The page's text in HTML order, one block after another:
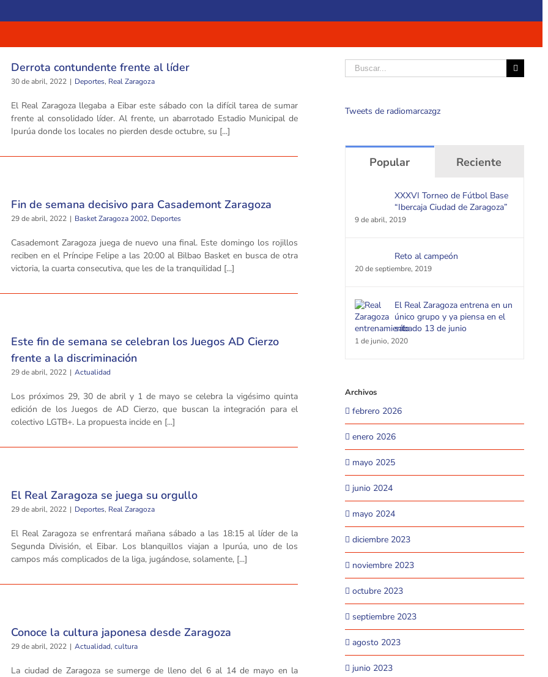
Derrota contundente frente al líder
30 de abril, 2022 | Deportes, Real Zaragoza
El Real Zaragoza llegaba a Eibar este sábado con la difícil tarea de sumar
frente al consolidado líder. Al frente, un abarrotado Estadio Municipal de
Ipurúa donde los locales no pierden desde octubre, su [...]
Fin de semana decisivo para Casademont Zaragoza
29 de abril, 2022 | Basket Zaragoza 2002, Deportes
Casademont Zaragoza juega de nuevo una final. Este domingo los rojillos
reciben en el Príncipe Felipe a las 20:00 al Bilbao Basket en busca de otra
victoria, la cuarta consecutiva, que les de la tranquilidad [...]
Este fin de semana se celebran los Juegos AD Cierzo
frente a la discriminación
29 de abril, 2022 | Actualidad
Los próximos 29, 30 de abril y 1 de mayo se celebra la vigésimo quinta
edición de los Juegos de AD Cierzo, que buscan la integración para el
colectivo LGTB+. La propuesta incide en [...]
El Real Zaragoza se juega su orgullo
29 de abril, 2022 | Deportes, Real Zaragoza
El Real Zaragoza se enfrentará mañana sábado a las 18:15 al líder de la
Segunda División, el Eibar. Los blanquillos viajan a Ipurúa, uno de los
campos más complicados de la liga, jugándose, solamente, [...]
Conoce la cultura japonesa desde Zaragoza
29 de abril, 2022 | Actualidad, cultura
La ciudad de Zaragoza se sumerge de lleno del 6 al 14 de mayo en la
Buscar
Tweets de radiomarcazgz
Popular Reciente
XXXVI Torneo de Fútbol Base
“Ibercaja Ciudad de Zaragoza”
9 de abril, 2019
Reto al campeón
20 de septiembre, 2019
El Real Zaragoza entrena en un
único grupo y ya piensa en el
sábado 13 de junio
1 de junio, 2020
Archivos
febrero 2026
enero 2026
mayo 2025
junio 2024
mayo 2024
diciembre 2023
noviembre 2023
octubre 2023
septiembre 2023
agosto 2023
junio 2023